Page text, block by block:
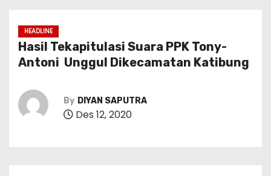
HEADLINE
Hasil Tekapitulasi Suara PPK Tony-
Antoni Unggul Dikecamatan Katibung
By DIYAN SAPUTRA
Des 12, 2020